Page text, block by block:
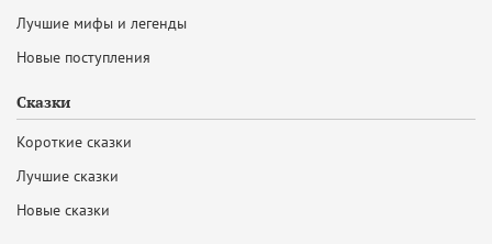
Лучшие мифы и легенды
Новые поступления
Сказки
Короткие сказки
Лучшие сказки
Новые сказки